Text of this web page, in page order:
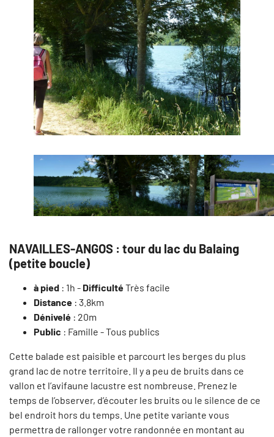
NAVAILLES-ANGOS : tour du lac du Balaing
(petite boucle)
à pied : 1h - DifficultéTrès facile
Distance : 3.8km
Dénivelé : 20m
Public : Famille - Tous publics
Cette balade est paisible et parcourt les berges du plus
grand lac de notre territoire. Il y a peu de bruits dans ce
vallon et l’avifaune lacustre est nombreuse. Prenez le
temps de l’observer, d’écouter les bruits ou le silence de ce
bel endroit hors du temps. Une petite variante vous
permettra de rallonger votre randonnée en montant au